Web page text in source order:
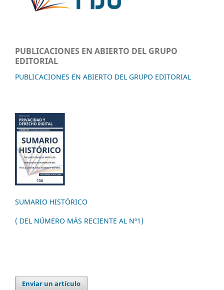
PUBLICACIONES EN ABIERTO DEL GRUPO
EDITORIAL
PUBLICACIONES EN ABIERTO DEL GRUPO EDITORIAL
SUMARIO HISTÓRICO
( DEL NÚMERO MÁS RECIENTE AL Nº1)
Enviar un artículo